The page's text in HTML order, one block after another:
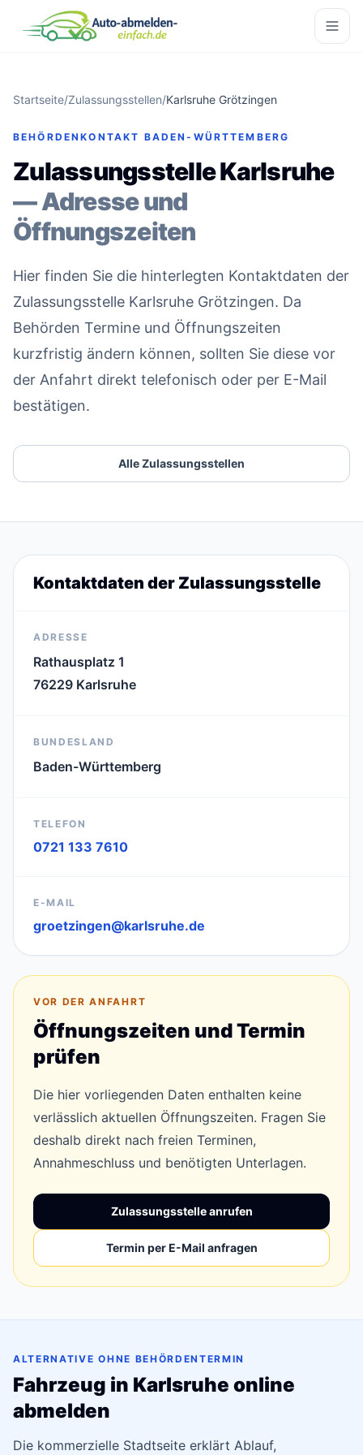
Startseite/Zulassungsstellen/Karlsruhe Grötzingen
BEHÖRDENKONTAKT BADEN-WÜRTTEMBERG
Zulassungsstelle Karlsruhe
— Adresse und
Öffnungszeiten
Hier finden Sie die hinterlegten Kontaktdaten der
Zulassungsstelle Karlsruhe Grötzingen. Da
Behörden Termine und Öffnungszeiten
kurzfristig ändern können, sollten Sie diese vor
der Anfahrt direkt telefonisch oder per E-Mail
bestätigen.
Alle Zulassungsstellen
Kontaktdaten der Zulassungsstelle
ADRESSE
Rathausplatz 1
76229 Karlsruhe
BUNDESLAND
Baden-Württemberg
TELEFON
0721 133 7610
E-MAIL
groetzingen@karlsruhe.de
VOR DER ANFAHRT
Öffnungszeiten und Termin
prüfen
Die hier vorliegenden Daten enthalten keine
verlässlich aktuellen Öffnungszeiten. Fragen Sie
deshalb direkt nach freien Terminen,
Annahmeschluss und benötigten Unterlagen.
Zulassungsstelle anrufen
Termin per E-Mail anfragen
ALTERNATIVE OHNE BEHÖRDENTERMIN
Fahrzeug in Karlsruhe online
abmelden
Die kommerzielle Stadtseite erklärt Ablauf,